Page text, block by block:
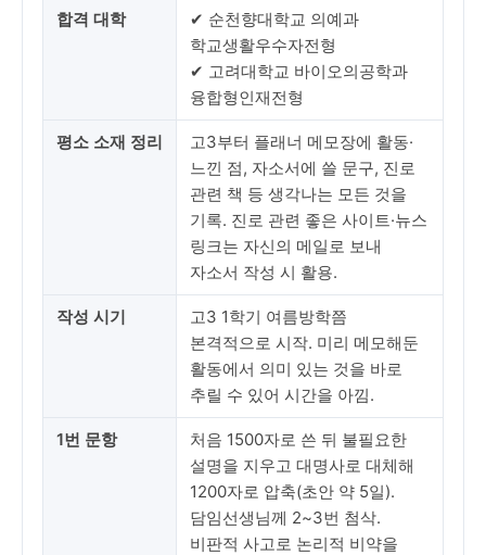
합격 대학
✔ 순천향대학교 의예과
학교생활우수자전형
✔ 고려대학교 바이오의공학과
융합형인재전형
평소 소재 정리
고3부터 플래너 메모장에 활동·
느낀 점, 자소서에 쓸 문구, 진로
관련 책 등 생각나는 모든 것을
기록. 진로 관련 좋은 사이트·뉴스
링크는 자신의 메일로 보내
자소서 작성 시 활용.
작성 시기
고3 1학기 여름방학쯤
본격적으로 시작. 미리 메모해둔
활동에서 의미 있는 것을 바로
추릴 수 있어 시간을 아낌.
1번 문항
처음 1500자로 쓴 뒤 불필요한
설명을 지우고 대명사로 대체해
1200자로 압축(초안 약 5일).
담임선생님께 2~3번 첨삭.
비판적 사고로 논리적 비약을